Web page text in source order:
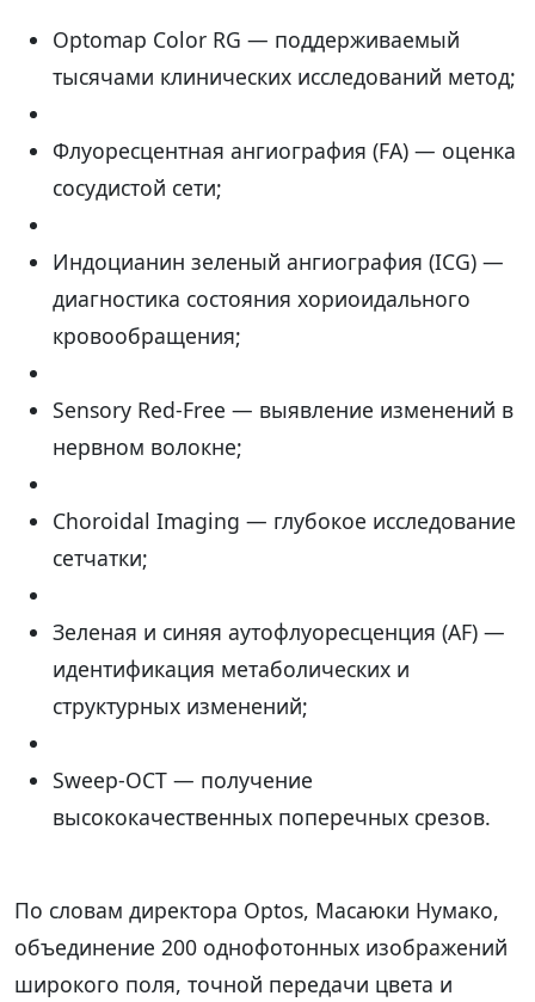
Optomap Color RG — поддерживаемый
тысячами клинических исследований метод;
Флуоресцентная ангиография (FA) — оценка
сосудистой сети;
Индоцианин зеленый ангиография (ICG) —
диагностика состояния хориоидального
кровообращения;
Sensory Red-Free — выявление изменений в
нервном волокне;
Choroidal Imaging — глубокое исследование
сетчатки;
Зеленая и синяя аутофлуоресценция (AF) —
идентификация метаболических и
структурных изменений;
Sweep-OCT — получение
высококачественных поперечных срезов.
По словам директора Optos, Масаюки Нумако,
объединение 200 однофотонных изображений
широкого поля, точной передачи цвета и